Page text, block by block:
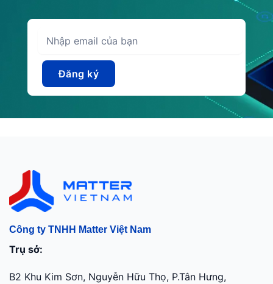
Công ty TNHH Matter Việt Nam
Trụ sở:
B2 Khu Kim Sơn, Nguyễn Hữu Thọ, P.Tân Hưng,